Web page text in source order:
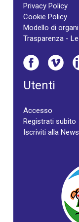
Privacy Policy
Cookie Policy
Modello di
Trasparenza -
Utenti
Accesso
Registrati subito
Iscriviti alla